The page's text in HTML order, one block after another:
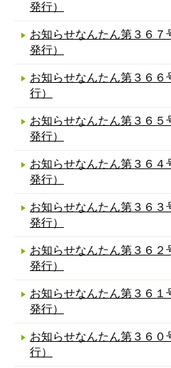
発行）
お知らせなんたん第３６７
発行）
お知らせなんたん第３６６
行）
お知らせなんたん第３６５
発行）
お知らせなんたん第３６４
発行）
お知らせなんたん第３６３
発行）
お知らせなんたん第３６２
発行）
お知らせなんたん第３６１
発行）
お知らせなんたん第３６０
行）